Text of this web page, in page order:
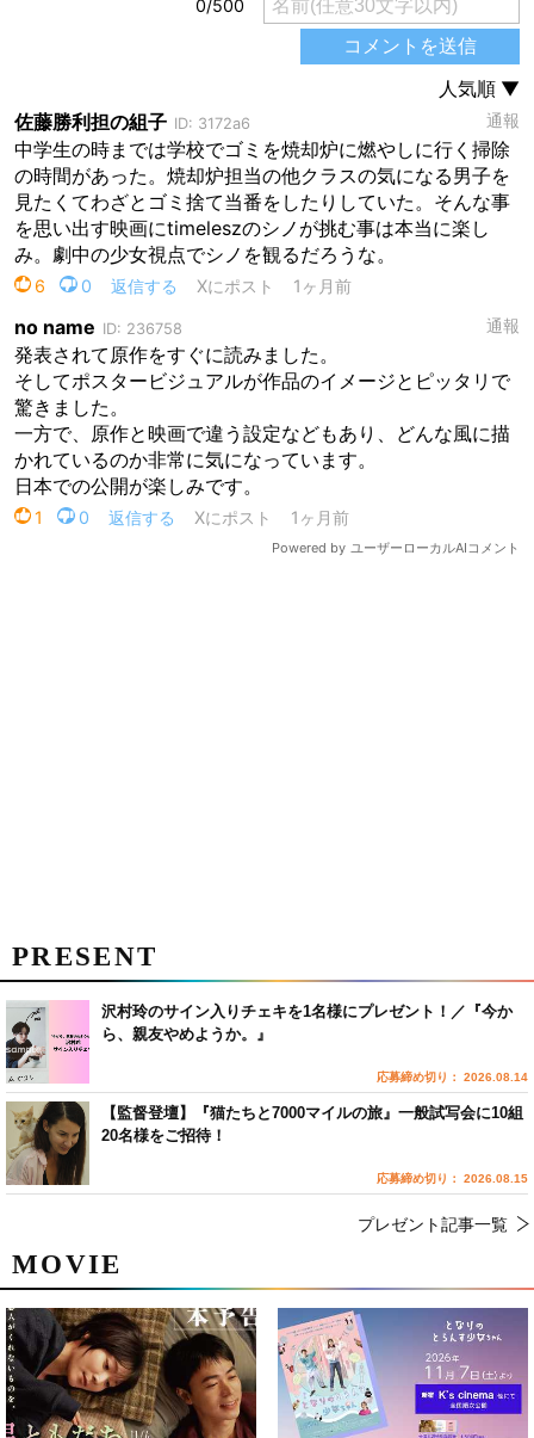
MOVIE
PRESENT
沢村玲のサイン入りチェキを1名様にプレゼント！／『今か
ら、親友やめようか。』
応募締め切り： 2026.08.14
【監督登壇】『猫たちと7000マイルの旅』一般試写会に10組
20名様をご招待！
応募締め切り： 2026.08.15
プレゼント記事一覧